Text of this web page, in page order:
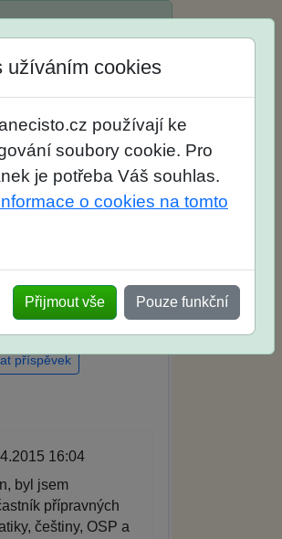
po skutečných
užíváním cookies
používají ke
soubory cookie. Pro
je potřeba Váš souhlas.
o cookies na tomto
Přijmout vše Pouze funkční
příspěvek
16:04
byl jsem
přípravných
češtiny, OSP a